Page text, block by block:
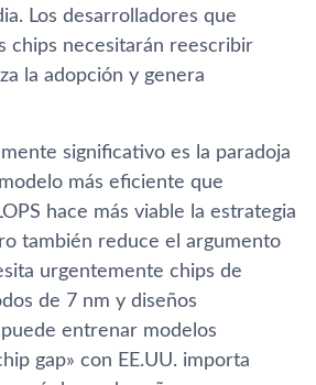
Los desarrolladores que
chips necesitarán reescribir
la adopción y genera
significativo es la paradoja
más eficiente que
hace más viable la estrategia
también reduce el argumento
urgentemente chips de
de 7 nm y diseños
entrenar modelos
gap» con EE.UU. importa